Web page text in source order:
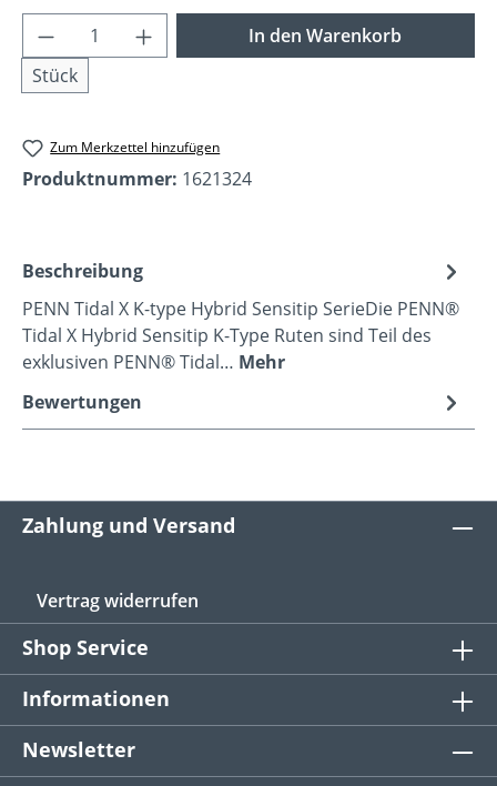
Produkt Anzahl: Gib den gewünschten
Stück
In den Warenkorb
Zum Merkzettel hinzufügen
Produktnummer: 1621324
Beschreibung
PENN Tidal X K-type Hybrid Sensitip SerieDie PENN®
Tidal X Hybrid Sensitip K-Type Ruten sind Teil des
exklusiven PENN® Tidal… Mehr
Bewertungen
Zahlung und Versand
Vertrag widerrufen
Shop Service
Informationen
Newsletter